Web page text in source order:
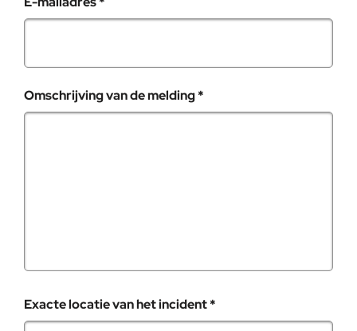
Omschrijving van de melding*
Exacte locatie van het incident*